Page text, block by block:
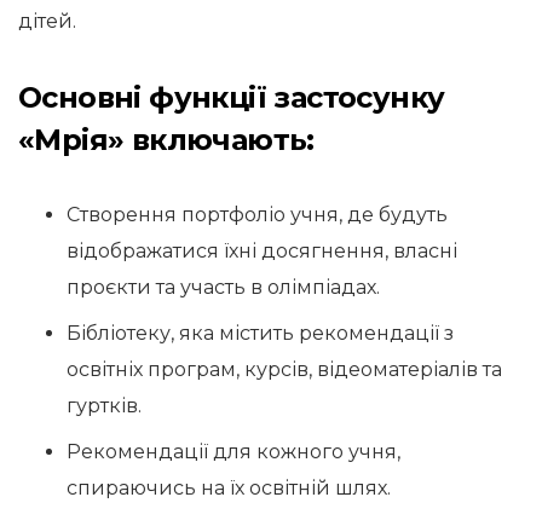
дітей.
Основні функції застосунку
«Мрія» включають:
Створення портфоліо учня, де будуть
відображатися їхні досягнення, власні
проєкти та участь в олімпіадах.
Бібліотеку, яка містить рекомендації з
освітніх програм, курсів, відеоматеріалів та
гуртків.
Рекомендації для кожного учня,
спираючись на їх освітній шлях.